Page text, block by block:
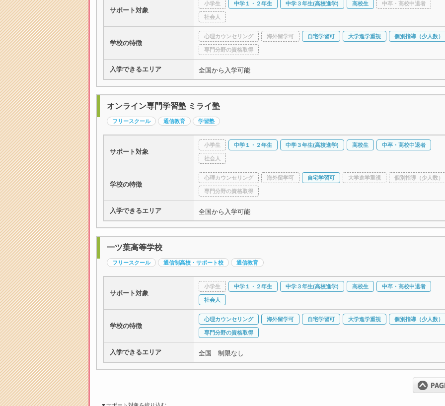
サポート対象
小学生 中学１・２年生 中学３年生(高校進学) 高校生 中卒・高校中退者
社会人
学校の特徴
心理カウンセリング 海外留学可 自宅学習可 大学進学重視 個別指導（少人数）
専門分野の資格取得
入学できるエリア 全国から入学可能
オンライン専門学習塾 ミライ塾
フリースクール 通信教育 学習塾
サポート対象
小学生 中学１・２年生 中学３年生(高校進学) 高校生 中卒・高校中退者
社会人
学校の特徴
心理カウンセリング 海外留学可 自宅学習可 大学進学重視 個別指導（少人数）
専門分野の資格取得
入学できるエリア 全国から入学可能
一ツ葉高等学校
フリースクール 通信制高校・サポート校 通信教育
サポート対象
小学生 中学１・２年生 中学３年生(高校進学) 高校生 中卒・高校中退者
社会人
学校の特徴
心理カウンセリング 海外留学可 自宅学習可 大学進学重視 個別指導（少人数）
専門分野の資格取得
入学できるエリア 全国 制限なし